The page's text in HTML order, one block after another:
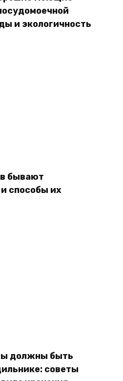
и экологичность
бывают
способы их
должны быть
советы